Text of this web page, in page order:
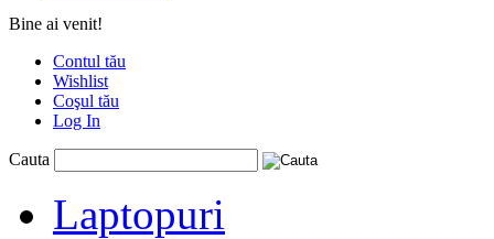
Bine ai venit!
Contul tău
Wishlist
Coşul tău
Log In
Cauta
Laptopuri